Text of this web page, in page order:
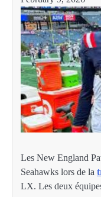
Les New England
Seahawks lors de la
LX. Les deux